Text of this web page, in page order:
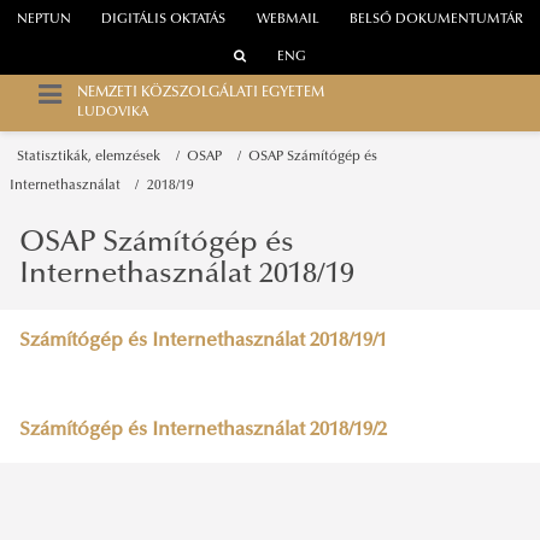
WEBMAIL
NEPTUN DIGITÁLIS OKTATÁS BELSŐ DOKUMENTUMTÁR
ENG
NEMZETI KÖZSZOLGÁLATI EGYETEM
LUDOVIKA
Statisztikák, elemzések OSAP OSAP Számítógép és
Internethasználat 2018/19
OSAP Számítógép és
Internethasználat 2018/19
Számítógép és Internethasználat 2018/19/1
Számítógép és Internethasználat 2018/19/2